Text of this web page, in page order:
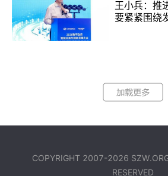
王小兵：推
要紧紧围绕
COPYRIGHT 2007-2026
RESERVED